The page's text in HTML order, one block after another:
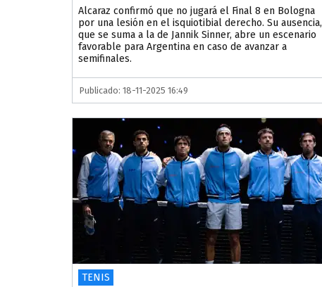
Alcaraz confirmó que no jugará el Final 8 en Bologna
por una lesión en el isquiotibial derecho. Su ausencia,
que se suma a la de Jannik Sinner, abre un escenario
favorable para Argentina en caso de avanzar a
semifinales.
Publicado: 18-11-2025 16:49
TENIS